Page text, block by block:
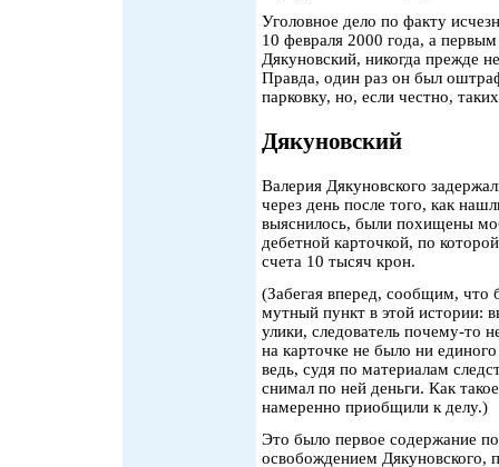
Уголовное дело по факту
10 февраля 2000 года, а
Дякуновский, никогда прежде
Правда, один раз он был
парковку, но, если честно,
Дякуновский
Валерия Дякуновского
через день после того, как
выяснилось, были похищены
дебетной карточкой, по
счета 10 тысяч крон.
(Забегая вперед, сообщим, что
мутный пункт в этой истории:
улики, следователь почему-то
на карточке не было ни
ведь, судя по материалам
снимал по ней деньги. Как
намеренно приобщили к делу.)
Это было первое содержание
освобождением Дякуновского,